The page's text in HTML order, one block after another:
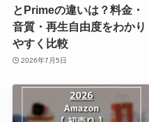
とPrimeの違いは？料金・
音質・再生自由度をわかり
やすく比較
2026年7月5日